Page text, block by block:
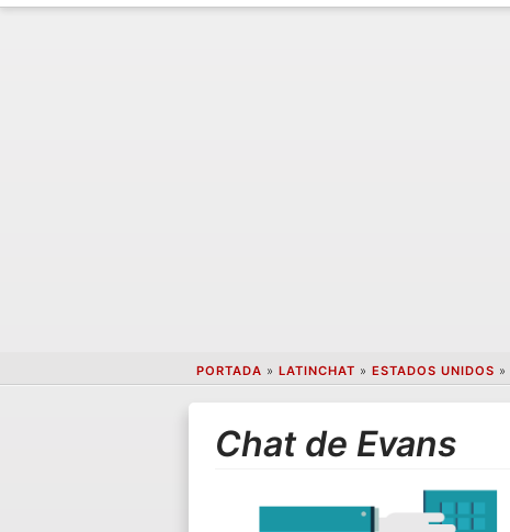
PORTADA » LATINCHAT » ESTADOS UNIDOS »
Chat de Evans